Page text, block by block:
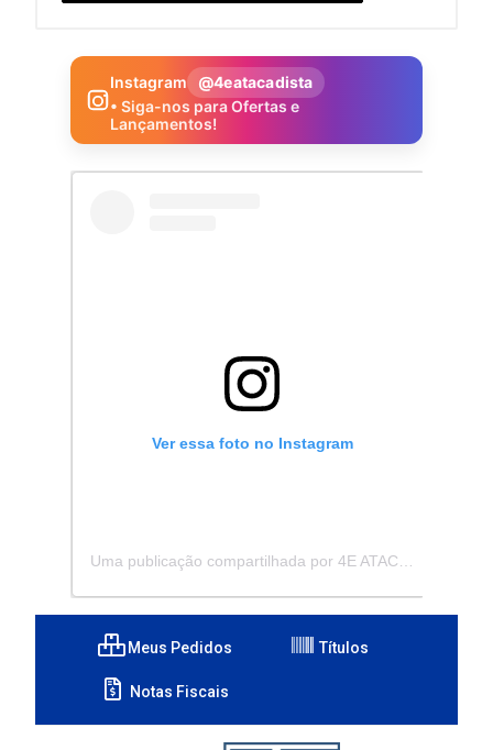
Instagram
@4eatacadista
• Siga-nos para Ofertas e
Lançamentos!
Ver essa foto no Instagram
Meus Pedidos Títulos
Notas Fiscais